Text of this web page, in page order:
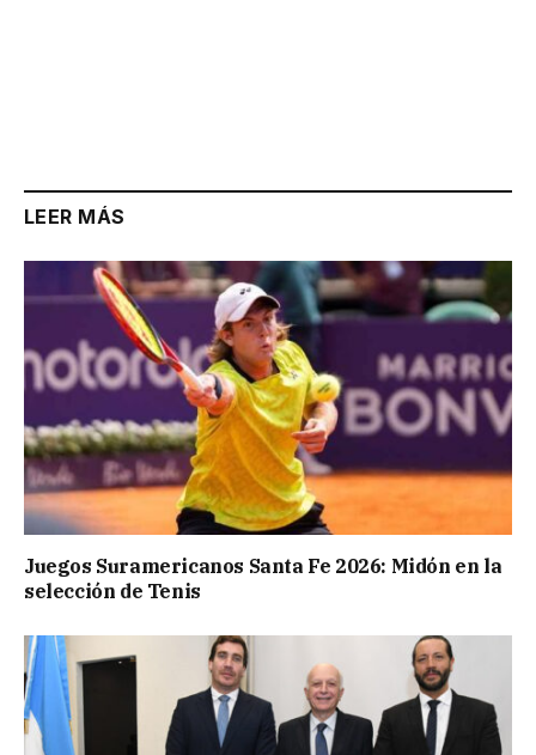
LEER MÁS
Juegos Suramericanos Santa Fe 2026: Midón en la
selección de Tenis